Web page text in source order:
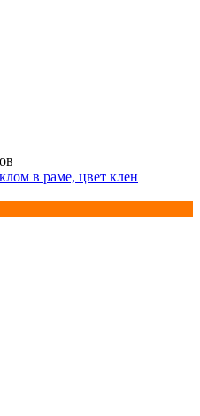
в раме, цвет клен